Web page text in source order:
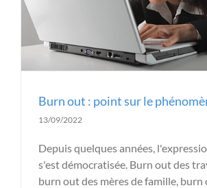
Burn out : point sur le
13/09/2022
Depuis quelques années,
s'est démocratisée. Burn out des
burn out des mères de famille, burn